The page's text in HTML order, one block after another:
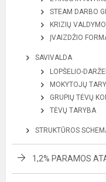
STEAM DARBO
KRIZIŲ
ĮVAIZDŽIO
SAVIVALDA
LOPŠELIO-
MOKYTOJŲ
GRUPIŲ TĖVŲ
TĖVŲ TARYBA
STRUKTŪROS
1,2% PARAMOS